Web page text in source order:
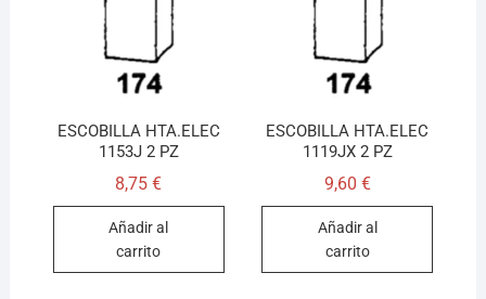
ESCOBILLA HTA.ELEC
1153J 2 PZ
8,75€
Añadir al
carrito
ESCOBILLA HTA.ELEC
1119JX 2 PZ
9,60 €
Añadir al
carrito